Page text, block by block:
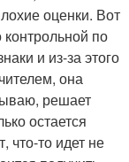
оценки. Вот
по
и из-за этого
она
решает
остается
что-то идет не